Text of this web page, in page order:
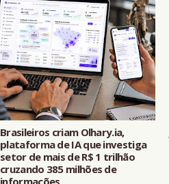
Brasileiros criam Olhary.ia,
plataforma de IA que investiga
setor de mais de R$ 1 trilhão
cruzando 385 milhões de